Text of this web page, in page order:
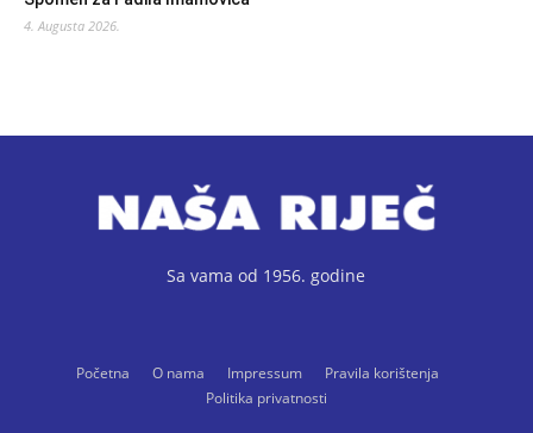
4. Augusta 2026.
Sa vama od 1956. godine
Početna O nama Impressum
Pravila korištenja
Politika privatnosti